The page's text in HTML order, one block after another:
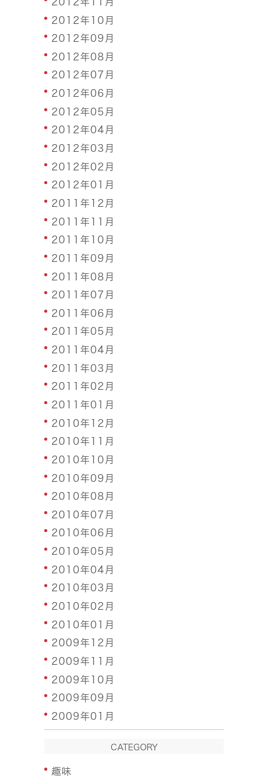
2012年10月
2012年09月
2012年08月
2012年07月
2012年06月
2012年05月
2012年04月
2012年03月
2012年02月
2012年01月
2011年12月
2011年11月
2011年10月
2011年09月
2011年08月
2011年07月
2011年06月
2011年05月
2011年04月
2011年03月
2011年02月
2011年01月
2010年12月
2010年11月
2010年10月
2010年09月
2010年08月
2010年07月
2010年06月
2010年05月
2010年04月
2010年03月
2010年02月
2010年01月
2009年12月
2009年11月
2009年10月
2009年09月
2009年01月
CATEGORY
趣味